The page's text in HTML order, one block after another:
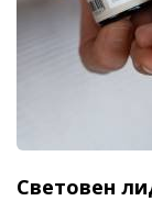
Световен